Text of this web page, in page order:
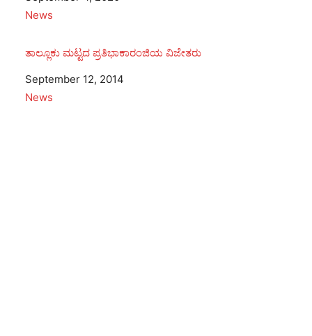
In relation to
News
ತಾಲ್ಲೂಕು ಮಟ್ಟದ ಪ್ರತಿಭಾಕಾರಂಜಿಯ ವಿಜೇತರು
Date
September 12, 2014
In relation to
News